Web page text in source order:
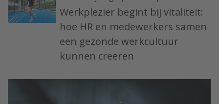
Werkplezier begint bij vitaliteit:
hoe HR en medewerkers samen
een gezonde werkcultuur
kunnen creëren